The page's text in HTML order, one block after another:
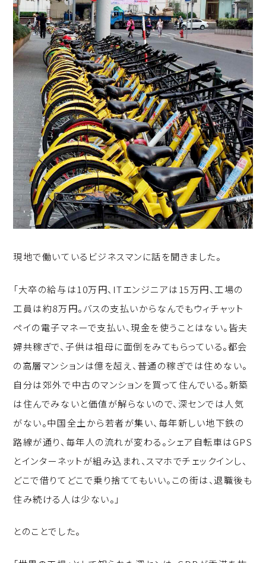
現地で働いているビジネスマンに話を聞きました。
「大卒の給与は10万円、ITエンジニアは15万円、工場の
工員は約8万円。バスの支払いからなんでもウィチャット
ペイの電子マネーで支払い、現金を使うことはない。皆夫
婦共稼ぎで、子供は祖母に面倒をみてもらっている。都会
の高層マンションは億を超え、普通の稼ぎでは住めない。
自分は郊外で中古のマンションを買って住んでいる。新築
は住んでみないと価値が解らないので、深センでは人気
がない。中国全土から若者が集い、毎年新しい地下鉄の
路線が通り、毎年人の流れが変わる。シェア自転車はGPS
とインターネットが組み込まれ、スマホでチェックインし、
どこで借りてどこで乗り捨ててもいい。この街は、退職後も
住み続ける人は少ない。」
とのことでした。